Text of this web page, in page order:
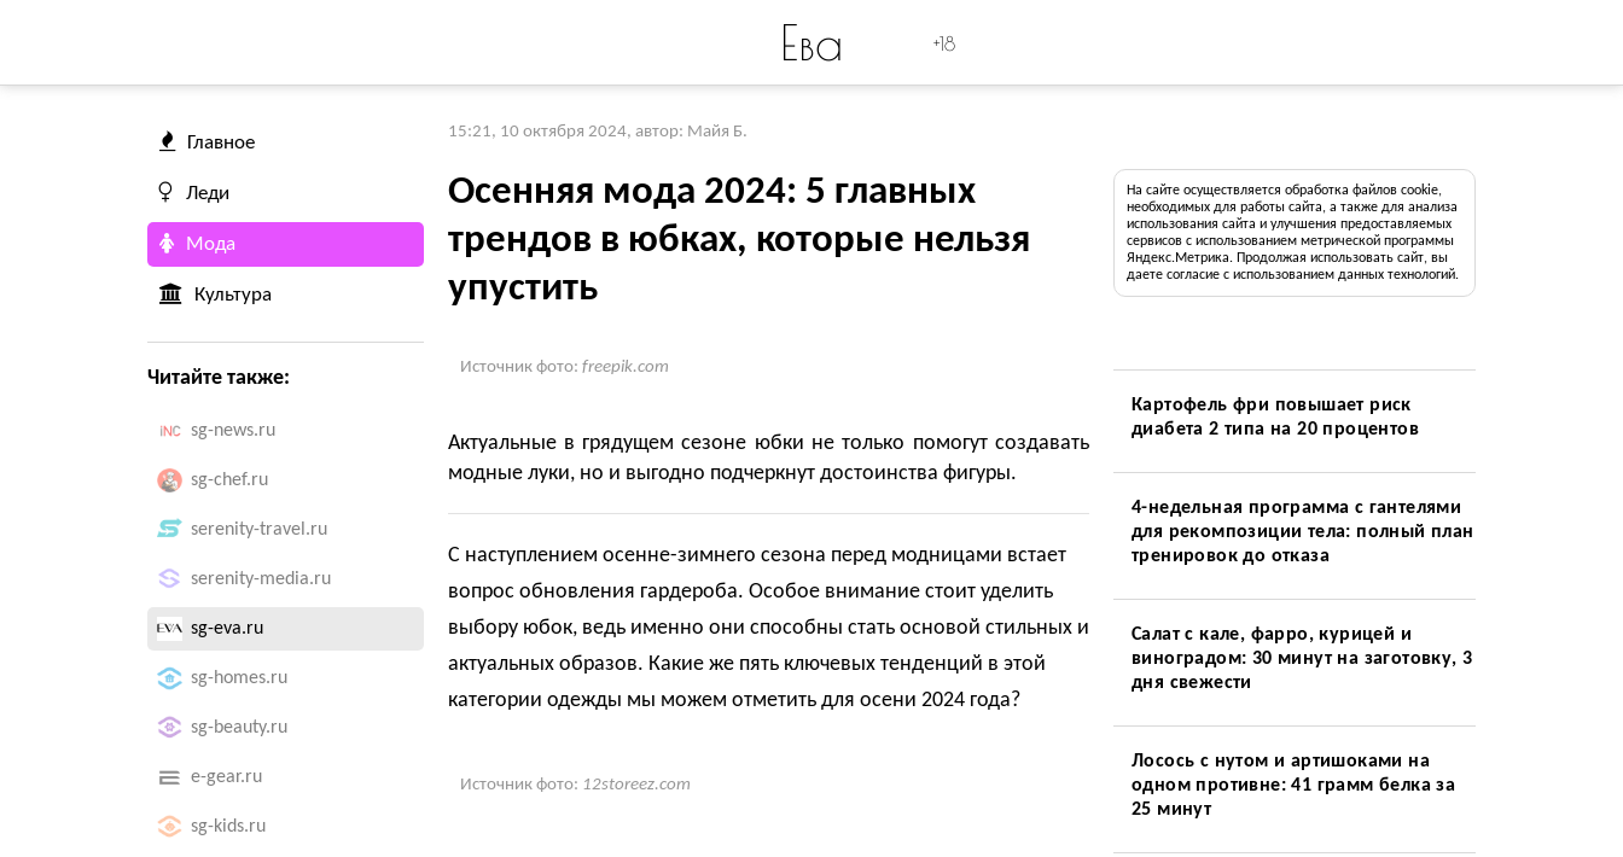
Ева +18
Главное
Леди
Мода
Культура
Читайте также:
sg-news.ru
sg-chef.ru
serenity-travel.ru
serenity-media.ru
sg-eva.ru
sg-homes.ru
sg-beauty.ru
e-gear.ru
sg-kids.ru
15:21, 10 октября 2024, автор: Майя Б.
Осенняя мода 2024: 5 главных
трендов в юбках, которые нельзя
упустить
Источник фото: freepik.com
Актуальные в грядущем сезоне юбки не только помогут создавать
модные луки, но и выгодно подчеркнут достоинства фигуры.
С наступлением осенне-зимнего сезона перед модницами встает
вопрос обновления гардероба. Особое внимание стоит уделить
выбору юбок, ведь именно они способны стать основой стильных и
актуальных образов. Какие же пять ключевых тенденций в этой
категории одежды мы можем отметить для осени 2024 года?
Источник фото: 12storeez.com
На сайте осуществляется обработка файлов cookie,
необходимых для работы сайта, а также для анализа
использования сайта и улучшения предоставляемых
сервисов с использованием метрической программы
Яндекс.Метрика. Продолжая использовать сайт, вы
даете согласие с использованием данных технологий.
Картофель фри повышает риск
диабета 2 типа на 20 процентов
4-недельная программа с гантелями
для рекомпозиции тела: полный план
тренировок до отказа
Салат с кале, фарро, курицей и
виноградом: 30 минут на заготовку, 3
дня свежести
Лосось с нутом и артишоками на
одном противне: 41 грамм белка за
25 минут